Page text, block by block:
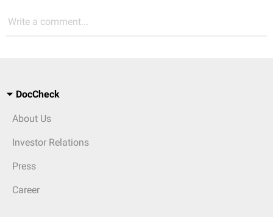
Write a comment...
DocCheck
About Us
Investor Relations
Press
Career